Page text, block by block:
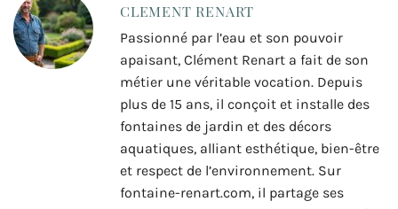
CLEMENT RENART
Passionné par l’eau et son pouvoir
apaisant, Clément Renart a fait de son
métier une véritable vocation. Depuis
plus de 15 ans, il conçoit et installe des
fontaines de jardin et des décors
aquatiques, alliant esthétique, bien-être
et respect de l’environnement. Sur
fontaine-renart.com, il partage ses